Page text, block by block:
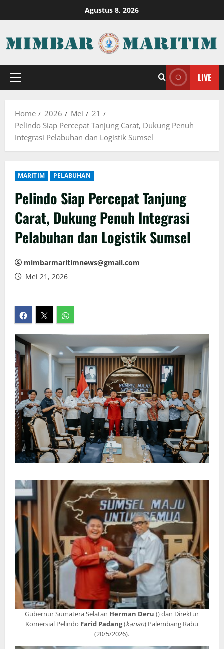
to
Agustus 8, 2026
Primary
LIVE
Home 2026 Mei
21
Pelindo Siap Percepat Tanjung Carat, Dukung Penuh
Integrasi Pelabuhan dan Logistik Sumsel
MARITIM PELABUHAN
Pelindo Siap Percepat Tanjung
Carat, Dukung Penuh Integrasi
Pelabuhan dan Logistik Sumsel
mimbarmaritimnews@gmail.com
Mei 21, 2026
Gubernur Sumatera Selatan Herman Deru () dan Direktur
Komersial Pelindo Farid Padang(kanan) Palembang Rabu
(20/5/2026).